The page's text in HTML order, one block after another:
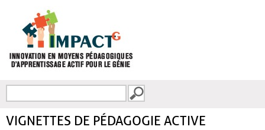
FORMULAIRE DE
VIGNETTES DE PÉDAGOGIE ACTIVE